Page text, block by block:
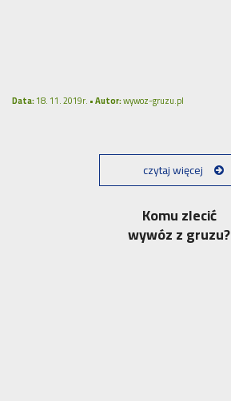
Data:18. 11. 2019r. •Autor:wywoz-gruzu.pl
czytaj więcej
Komu zlecić
wywóz z gruzu?